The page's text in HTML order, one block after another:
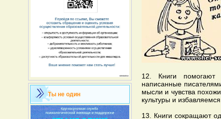
Ты не один
12. Книги помогают
написанные
мысли и чувства
культуры и
13. Книги сокращают